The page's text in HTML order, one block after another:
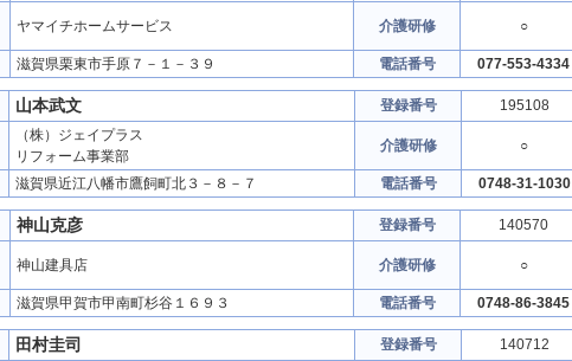
ヤマイチホームサービス 介護研修 ○
滋賀県栗東市手原７－１－３９ 電話番号 077-553-4334
山本武文 登録番号
195108
（株）ジェイプラス
リフォーム事業部
介護研修 ○
滋賀県近江八幡市鷹飼町北３－８－７ 電話番号 0748-31-1030
神山克彦 登録番号
140570
神山建具店 介護研修 ○
滋賀県甲賀市甲南町杉谷１６９３ 電話番号 0748-86-3845
田村圭司 登録番号 140712